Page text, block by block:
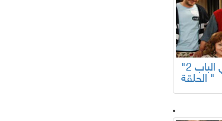
"الباب في الباب 2
الحلقة "